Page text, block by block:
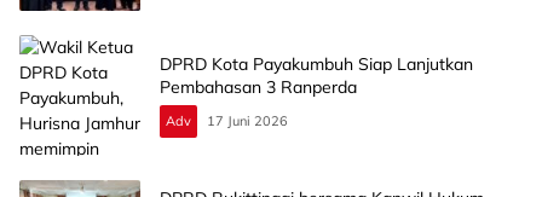
DPRD Kota Payakumbuh Siap Lanjutkan
Pembahasan 3 Ranperda
Adv 17 Juni 2026